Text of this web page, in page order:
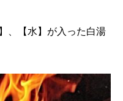
、【水】が入った白湯